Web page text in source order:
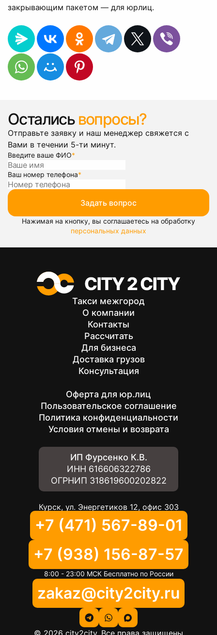
закрывающим пакетом — для юрлиц.
Остались вопросы?
Отправьте заявку и наш менеджер свяжется с
Вами в течении 5-ти минут.
Введите ваше ФИО*
Ваш номер телефона*
Задать вопрос
Нажимая на кнопку, вы соглашаетесь на обработку
персональных данных
Такси межгород
О компании
Контакты
Рассчитать
Для бизнеса
Доставка грузов
Консультация
Оферта для юр.лиц
Пользовательское соглашение
Политика конфиденциальности
Условия отмены и возврата
ИП Фурсенко К.В.
ИНН 616606322786
ОГРНИП 318619600202822
Курск, ул. Энергетиков 12, офис 303
+7 (471) 567-89-01
+7 (938) 156-87-57
8:00 - 23:00 МСК Бесплатно по России
zakaz@city2city.ru
© 2026 city2city. Все права защищены